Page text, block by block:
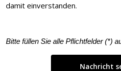
damit einverstanden.
Bitte füllen Sie alle Pflichtfelder (*)